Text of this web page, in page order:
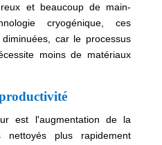
et beaucoup de main-
cryogénique, ces
car le processus
moins de matériaux
est l'augmentation de la
nettoyés plus rapidement